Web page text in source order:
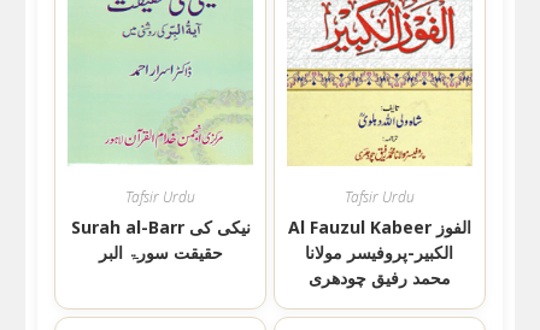
Tafsir Urdu
Surah al-Barr نیکی کی
حقیقت سورۃ البر
Tafsir Urdu
Al Fauzul Kabeer الفوز
الکبیر-پروفیسر مولانا
محمد رفیق چودھری